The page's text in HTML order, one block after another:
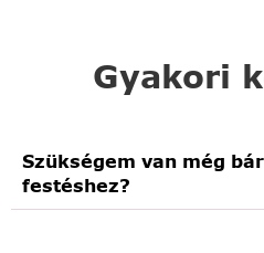
Gyakori
Szükségem van még
festéshez?